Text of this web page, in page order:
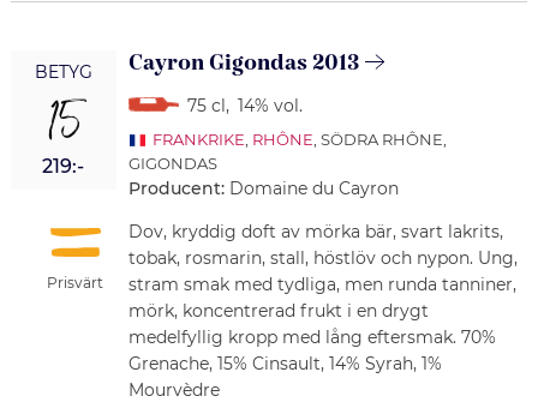
BETYG
15
219:-
Prisvärt
Cayron Gigondas 2013
75 cl, 14% vol.
FRANKRIKE RHÔNE , SÖDRA RHÔNE,
GIGONDAS
Producent: Domaine du Cayron
Dov, kryddig doft av mörka bär, svart lakrits,
tobak, rosmarin, stall, höstlöv och nypon. Ung,
stram smak med tydliga, men runda tanniner,
mörk, koncentrerad frukt i en drygt
medelfyllig kropp med lång eftersmak. 70%
Grenache, 15% Cinsault, 14% Syrah, 1%
Mourvèdre